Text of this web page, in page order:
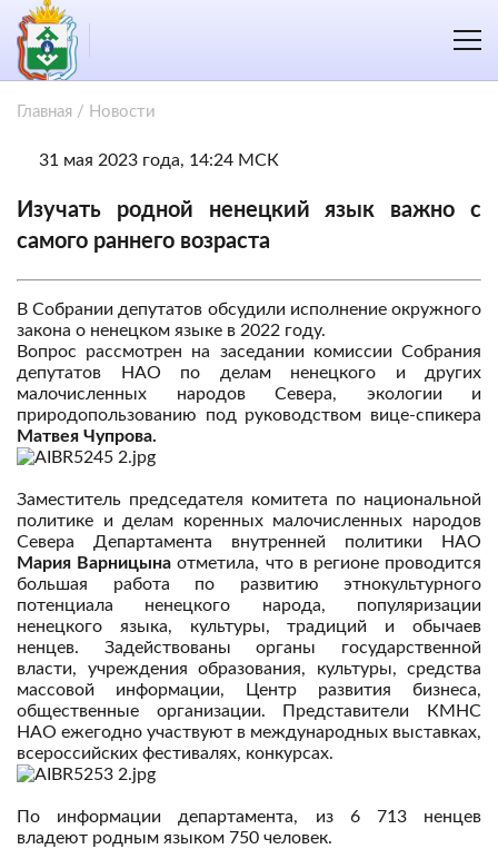
Главная / Новости
31 мая 2023 года, 14:24 МСК
Изучать родной ненецкий язык важно с
самого раннего возраста
В Собрании депутатов обсудили исполнение окружного
закона о ненецком языке в 2022 году.
Вопрос рассмотрен на заседании комиссии Собрания
депутатов НАО по делам ненецкого и других
малочисленных народов Севера, экологии и
природопользованию под руководством вице-спикера
Матвея Чупрова.
Заместитель председателя комитета по национальной
политике и делам коренных малочисленных народов
Севера Департамента внутренней политики НАО
Мария Варницынаотметила, что в регионе проводится
большая работа по развитию этнокультурного
потенциала ненецкого народа, популяризации
ненецкого языка, культуры, традиций и обычаев
ненцев. Задействованы органы государственной
власти, учреждения образования, культуры, средства
массовой информации, Центр развития бизнеса,
общественные организации. Представители КМНС
НАО ежегодно участвуют в международных выставках,
всероссийских фестивалях, конкурсах.
По информации департамента, из 6 713 ненцев
владеют родным языком 750 человек.